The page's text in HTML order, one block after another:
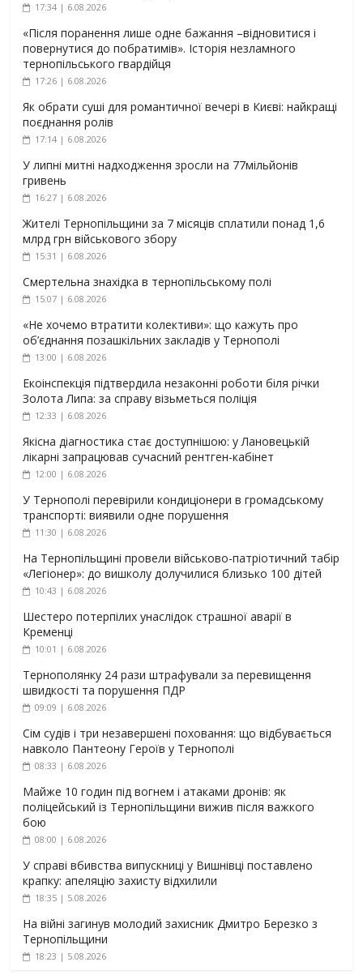
17:34 | 6.08.2026
«Після поранення лише одне бажання –відновитися і
повернутися до побратимів». Історія незламного
тернопільського гвардійця
17:26 | 6.08.2026
Як обрати суші для романтичної вечері в Києві: найкращі
поєднання ролів
17:14 | 6.08.2026
У липні митні надходження зросли на 77мільйонів
гривень
16:27 | 6.08.2026
Жителі Тернопільщини за 7 місяців сплатили понад 1,6
млрд грн військового збору
15:31 | 6.08.2026
Смертельна знахідка в тернопільському полі
15:07 | 6.08.2026
«Не хочемо втратити колективи»: що кажуть про
об’єднання позашкільних закладів у Тернополі
13:00 | 6.08.2026
Екоінспекція підтвердила незаконні роботи біля річки
Золота Липа: за справу візьметься поліція
12:33 | 6.08.2026
Якісна діагностика стає доступнішою: у Лановецькій
лікарні запрацював сучасний рентген-кабінет
12:00 | 6.08.2026
У Тернополі перевірили кондиціонери в громадському
транспорті: виявили одне порушення
11:30 | 6.08.2026
На Тернопільщині провели військово-патріотичний табір
«Легіонер»: до вишколу долучилися близько 100 дітей
10:43 | 6.08.2026
Шестеро потерпілих унаслідок страшної аварії в
Кременці
10:01 | 6.08.2026
Тернополянку 24 рази штрафували за перевищення
швидкості та порушення ПДР
09:09 | 6.08.2026
Сім судів і три незавершені поховання: що відбувається
навколо Пантеону Героїв у Тернополі
08:33 | 6.08.2026
Майже 10 годин під вогнем і атаками дронів: як
поліцейський із Тернопільщини вижив після важкого
бою
08:00 | 6.08.2026
У справі вбивства випускниці у Вишнівці поставлено
крапку: апеляцію захисту відхилили
18:35 | 5.08.2026
На війні загинув молодий захисник Дмитро Березко з
Тернопільщини
18:23 | 5.08.2026